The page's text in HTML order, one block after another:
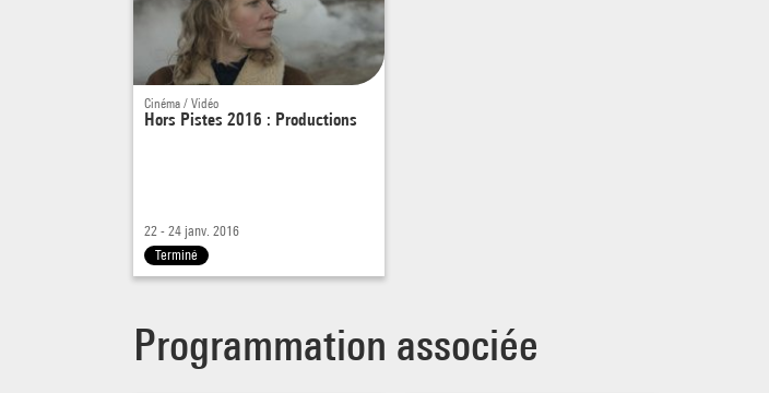
Cinéma / Vidéo
Hors Pistes 2016 : Productions
22 - 24 janv. 2016
Terminé
Programmation associée